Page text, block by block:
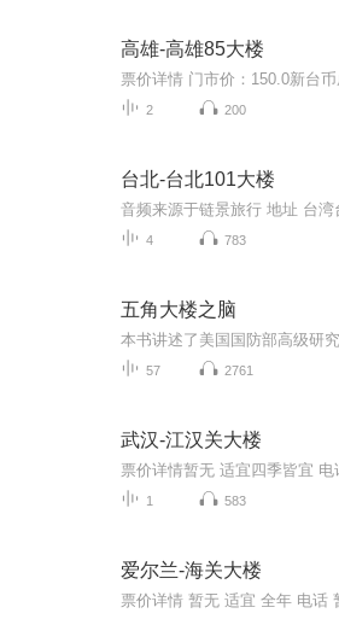
高雄-高雄85大楼
2 200
台北-台北101大楼
4 783
五角大楼之脑
57 2761
武汉-江汉关大楼
1 583
爱尔兰-海关大楼